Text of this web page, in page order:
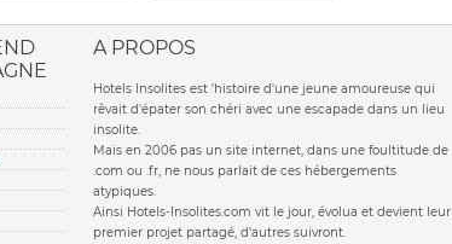
A PROPOS
Hotels Insolites est 'histoire d'une jeune amoureuse qui
rêvait d'épater son chéri avec une escapade dans un lieu
insolite.
Mais en 2006 pas un site internet, dans une foultitude de
.com ou .fr, ne nous parlait de ces hébergements
atypiques.
Ainsi Hotels-Insolites.com vit le jour, évolua et devient leur
premier projet partagé, d'autres suivront.